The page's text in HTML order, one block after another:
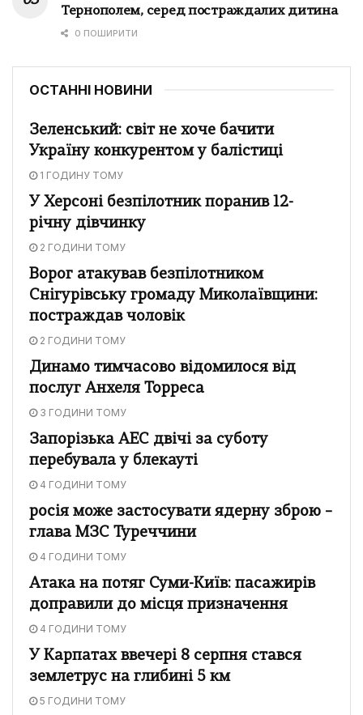
Тернополем, серед постраждалих дитина
0 ПОШИРИТИ
ОСТАННІ НОВИНИ
Зеленський: світ не хоче бачити
Україну конкурентом у балістиці
1 ГОДИНУ ТОМУ
У Херсоні безпілотник поранив 12-
річну дівчинку
2 ГОДИНИ ТОМУ
Ворог атакував безпілотником
Снігурівську громаду Миколаївщини:
постраждав чоловік
2 ГОДИНИ ТОМУ
Динамо тимчасово відомилося від
послуг Анхеля Торреса
3 ГОДИНИ ТОМУ
Запорізька АЕС двічі за суботу
перебувала у блекауті
4 ГОДИНИ ТОМУ
росія може застосувати ядерну зброю –
глава МЗС Туреччини
4 ГОДИНИ ТОМУ
Атака на потяг Суми-Київ: пасажирів
доправили до місця призначення
4 ГОДИНИ ТОМУ
У Карпатах ввечері 8 серпня стався
землетрус на глибині 5 км
5 ГОДИНИ ТОМУ